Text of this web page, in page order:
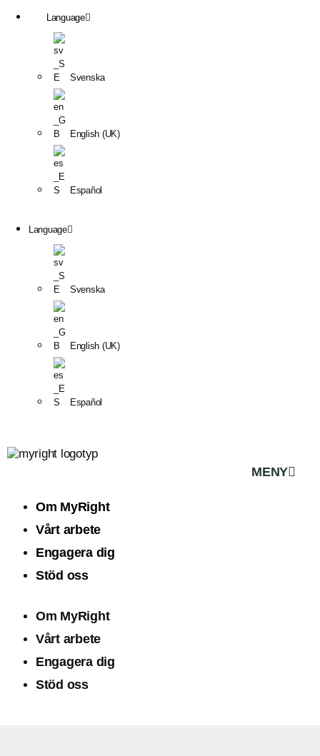
Language
Svenska
English (UK)
Español
Language
Svenska
English (UK)
Español
MENY
Om MyRight
Vårt arbete
Engagera dig
Stöd oss
Om MyRight
Vårt arbete
Engagera dig
Stöd oss